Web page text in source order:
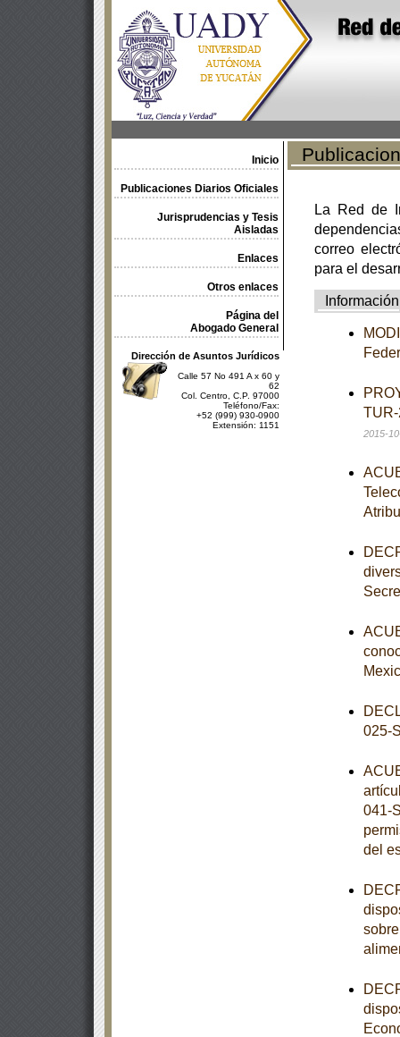
Inicio
Publicaciones Diarios Oficiales
Jurisprudencias y Tesis
Aisladas
Enlaces
Otros enlaces
Página del
Abogado General
Dirección de Asuntos Jurídicos
Calle 57 No 491 A x 60 y
62
Col. Centro, C.P. 97000
Teléfono/Fax:
+52 (999) 930-0900
Extensión: 1151
La Red de
correo
para el
Información
2015-
025-
041-
del